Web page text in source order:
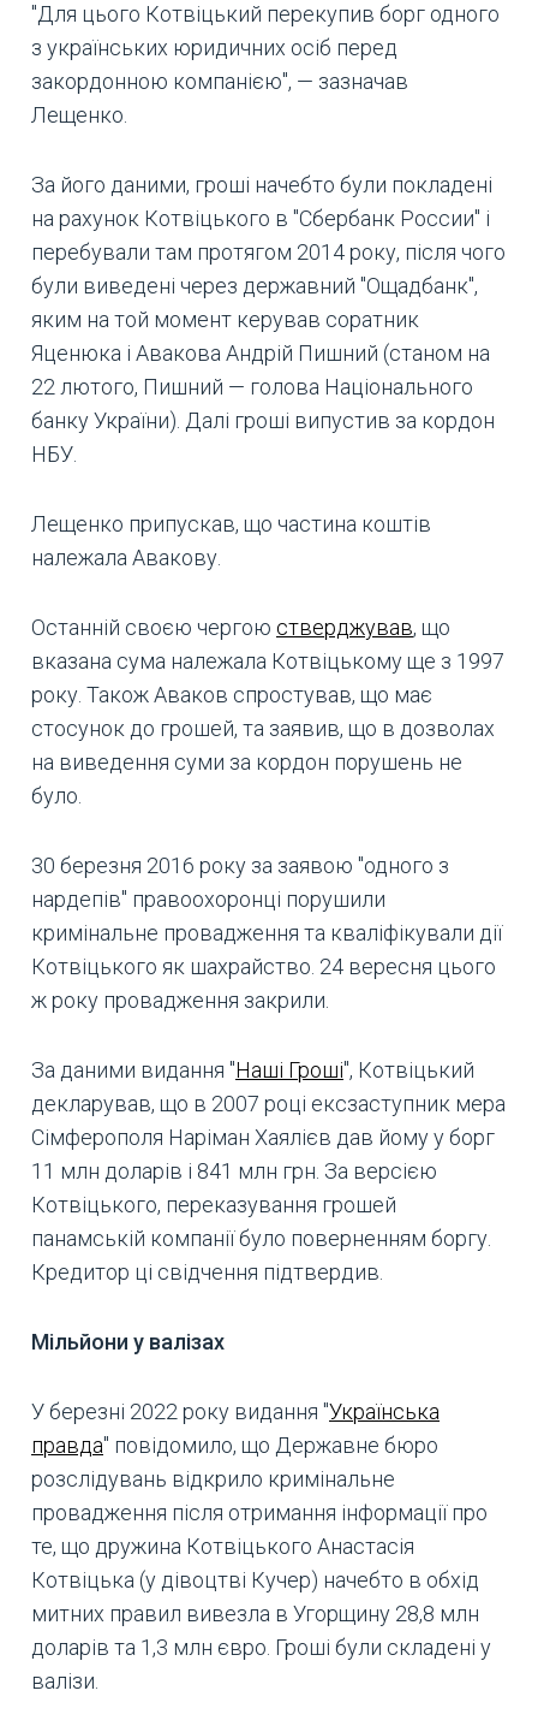
"Для цього Котвіцький перекупив борг одного
з українських юридичних осіб перед
закордонною компанією", — зазначав
Лещенко.
За його даними, гроші начебто були покладені
на рахунок Котвіцького в "Сбербанк России" і
перебували там протягом 2014 року, після чого
були виведені через державний "Ощадбанк",
яким на той момент керував соратник
Яценюка і Авакова Андрій Пишний (станом на
22 лютого, Пишний — голова Національного
банку України). Далі гроші випустив за кордон
НБУ.
Лещенко припускав, що частина коштів
належала Авакову.
Останній своєю чергою стверджував, що
вказана сума належала Котвіцькому ще з 1997
року. Також Аваков спростував, що має
стосунок до грошей, та заявив, що в дозволах
на виведення суми за кордон порушень не
було.
30 березня 2016 року за заявою "одного з
нардепів" правоохоронці порушили
кримінальне провадження та кваліфікували дії
Котвіцького як шахрайство. 24 вересня цього
ж року провадження закрили.
За даними видання "Наші Гроші", Котвіцький
декларував, що в 2007 році ексзаступник мера
Сімферополя Наріман Хаялієв дав йому у борг
11 млн доларів і 841 млн грн. За версією
Котвіцького, переказування грошей
панамській компанії було поверненням боргу.
Кредитор ці свідчення підтвердив.
Мільйони у валізах
У березні 2022 року видання "Українська
правда" повідомило, що Державне бюро
розслідувань відкрило кримінальне
провадження після отримання інформації про
те, що дружина Котвіцького Анастасія
Котвіцька (у дівоцтві Кучер) начебто в обхід
митних правил вивезла в Угорщину 28,8 млн
доларів та 1,3 млн євро. Гроші були складені у
валізи.